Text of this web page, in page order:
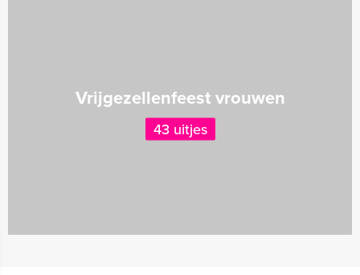
Vrijgezellenfeest vrouwen
43 uitjes